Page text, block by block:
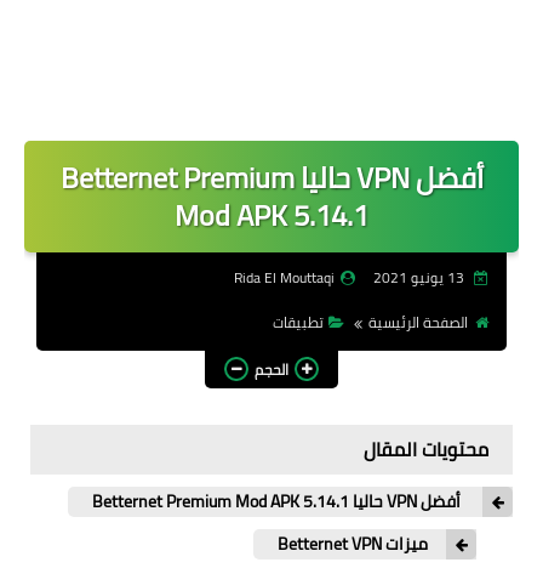
أفضل VPN حاليا Betternet Premium
Mod APK 5.14.1
Rida El Mouttaqi
الصفحة الرئيسية
تطبيقات
الحجم
محتويات المقال
أفضل VPN حاليا Betternet Premium Mod APK 5.14.1
ميزات Betternet VPN